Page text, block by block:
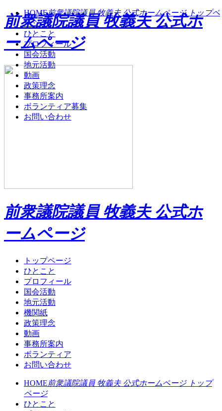
前衆議院議員 牧義夫 公式ホ
ームページ
前衆議院議員 牧義夫 公式ホ
ームページ
トップページ
ひとこと
プロフィール
国会活動
地元活動
機関紙
政策理念
動画
事務所案内
ボランティア
お問い合わせ
HOME前衆議院議員 牧義夫 公式ホームページ トップ
ページ
ひとこと
HOME前衆議院議員 牧義夫 公式ホームページ トップペ
ージ
ひとこと
プロフィール
国会活動
地元活動
動画
政策理念
事務所案内
ボランティア募集
お問い合わせ